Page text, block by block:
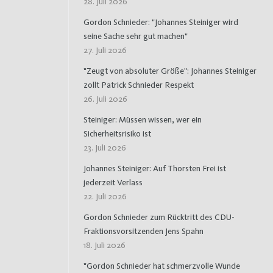
Gordon Schnieder: "Johannes Steiniger wird
seine Sache sehr gut machen"
27. Juli 2026
"Zeugt von absoluter Größe": Johannes Steiniger
zollt Patrick Schnieder Respekt
26. Juli 2026
Steiniger: Müssen wissen, wer ein
Sicherheitsrisiko ist
23. Juli 2026
Johannes Steiniger: Auf Thorsten Frei ist
jederzeit Verlass
22. Juli 2026
Gordon Schnieder zum Rücktritt des CDU-
Fraktionsvorsitzenden Jens Spahn
18. Juli 2026
"Gordon Schnieder hat schmerzvolle Wunde